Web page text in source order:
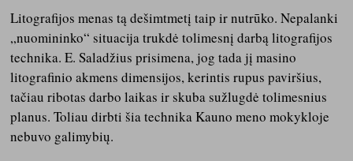
Litografijos menas tą dešimtmetį taip ir nutrūko. Nepalanki
„nuomininko“ situacija trukdė tolimesnį darbą litografijos
technika. E. Saladžius prisimena, jog tada jį masino
litografinio akmens dimensijos, kerintis rupus paviršius,
tačiau ribotas darbo laikas ir skuba sužlugdė tolimesnius
planus. Toliau dirbti šia technika Kauno meno mokykloje
nebuvo galimybių.